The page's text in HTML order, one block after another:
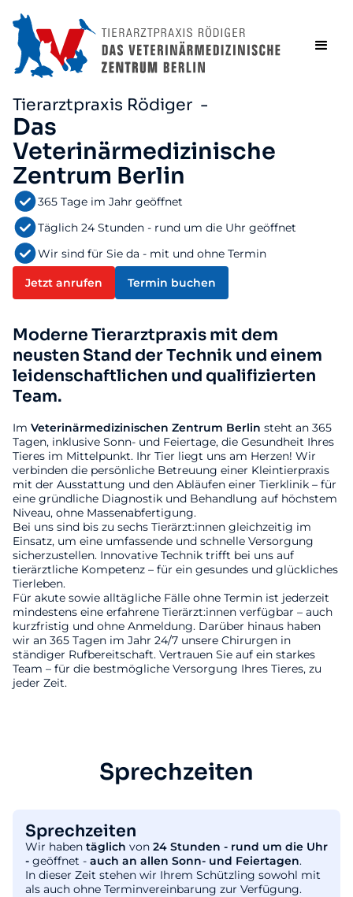
Tierarztpraxis Rödiger -
Das
Veterinärmedizinische
Zentrum Berlin
365 Tage im Jahr geöffnet
Täglich 24 Stunden - rund um die Uhr geöffnet
Wir sind für Sie da - mit und ohne Termin
Jetzt anrufen Termin buchen
Moderne Tierarztpraxis mit dem
neusten Stand der Technik und einem
leidenschaftlichen und qualifizierten
Team.
Im Veterinärmedizinischen Zentrum Berlin steht an 365
Tagen, inklusive Sonn- und Feiertage, die Gesundheit Ihres
Tieres im Mittelpunkt. Ihr Tier liegt uns am Herzen! Wir
verbinden die persönliche Betreuung einer Kleintierpraxis
mit der Ausstattung und den Abläufen einer Tierklinik – für
eine gründliche Diagnostik und Behandlung auf höchstem
Niveau, ohne Massenabfertigung.
Bei uns sind bis zu sechs Tierärzt:innen gleichzeitig im
Einsatz, um eine umfassende und schnelle Versorgung
sicherzustellen. Innovative Technik trifft bei uns auf
tierärztliche Kompetenz – für ein gesundes und glückliches
Tierleben.
Für akute sowie alltägliche Fälle ohne Termin ist jederzeit
mindestens eine erfahrene Tierärzt:innen verfügbar – auch
kurzfristig und ohne Anmeldung. Darüber hinaus haben
wir an 365 Tagen im Jahr 24/7 unsere Chirurgen in
ständiger Rufbereitschaft. Vertrauen Sie auf ein starkes
Team – für die bestmögliche Versorgung Ihres Tieres, zu
jeder Zeit.
Sprechzeiten
Sprechzeiten
Wir haben täglich von 24 Stunden - rund um die Uhr
- geöffnet - auch an allen Sonn- und Feiertagen.
In dieser Zeit stehen wir Ihrem Schützling sowohl mit
als auch ohne Terminvereinbarung zur Verfügung.